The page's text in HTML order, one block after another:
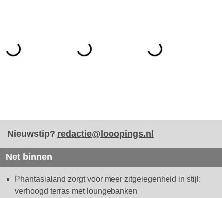
Nieuwstip? redactie@looopings.nl
Net binnen
Phantasialand zorgt voor meer zitgelegenheid in stijl:
verhoogd terras met loungebanken